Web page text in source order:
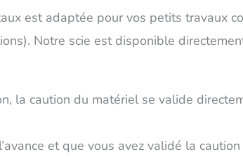
est adaptée pour vos petits travaux
Notre scie est disponible
la caution du matériel se valide
et que vous avez validé la